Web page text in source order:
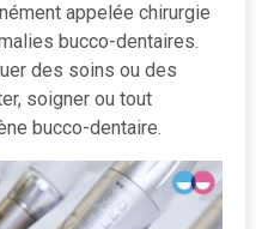
appelée chirurgie
bucco-dentaires.
des soins ou des
soigner ou tout
bucco-dentaire.